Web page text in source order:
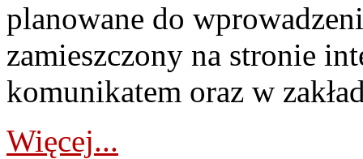
planowane do
zamieszczony na stronie
komunikatem oraz w
Więcej...